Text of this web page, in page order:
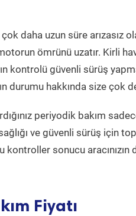
çok daha uzun süre arızasız
ömrünü uzatır. Kirli
kontrolü güvenli sürüş
durumu hakkında size çok
periyodik bakım
ve güvenli sürüş için
sonucu aracınızın
Fiyatı